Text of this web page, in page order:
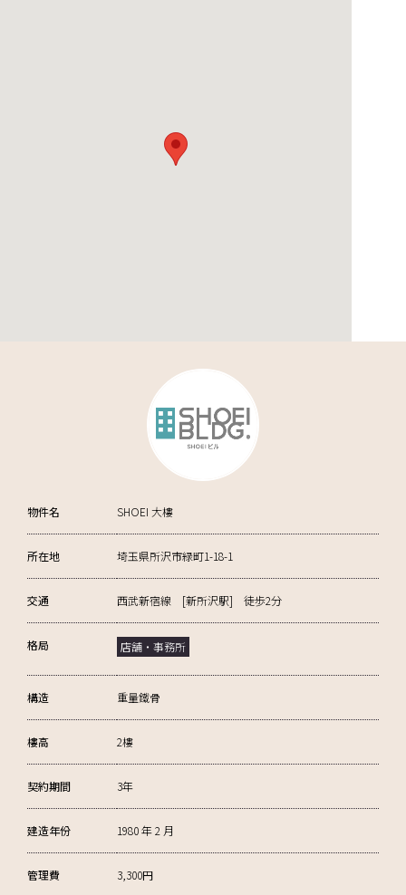
物件名 SHOEI 大樓
所在地 埼玉県所沢市緑町1-18-1
交通 西武新宿線 [新所沢駅] 徒歩2分
格局 店舗・事務所
構造 重量鐵骨
樓高 2樓
契約期間 3年
建造年份 1980 年 2 月
管理費 3,300円